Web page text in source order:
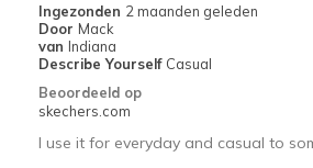
View On Shoes
I'm Into Shoes
Ingezonden 2 maanden geleden
Door Mack
van Indiana
Describe Yourself Casual
Beoordeeld op
skechers.com
I use it for everyday and casual to